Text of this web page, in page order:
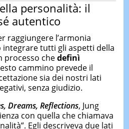
personalità: il
autentico
raggiungere l’armonia
integrare tutti gli aspetti della
processo chedefinì
cammino prevede il
sia dei nostri lati
senza giudizio.
Dreams, Reflections, Jung
con quella che chiamava
Egli descriveva due lati